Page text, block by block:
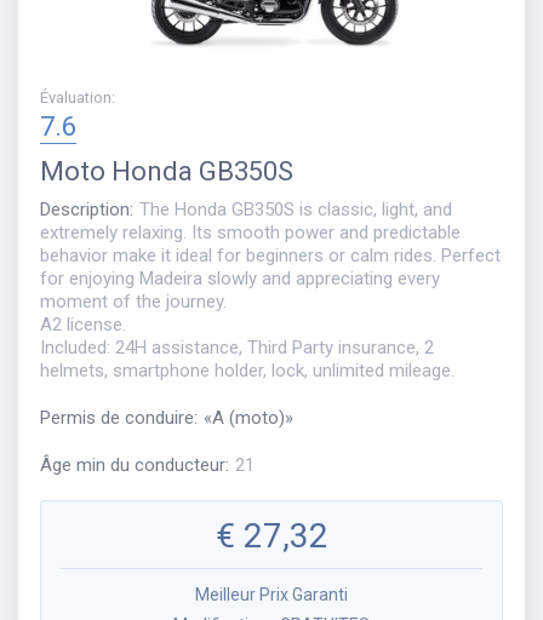
Évaluation:
7.6
Moto Honda GB350S
Description: The Honda GB350S is classic, light, and
extremely relaxing. Its smooth power and predictable
behavior make it ideal for beginners or calm rides. Perfect
for enjoying Madeira slowly and appreciating every
moment of the journey.
A2 license.
Included: 24H assistance, Third Party insurance, 2
helmets, smartphone holder, lock, unlimited mileage.
Permis de conduire: «A (moto)»
Âge min du conducteur: 21
€ 27,32
Meilleur Prix Garanti